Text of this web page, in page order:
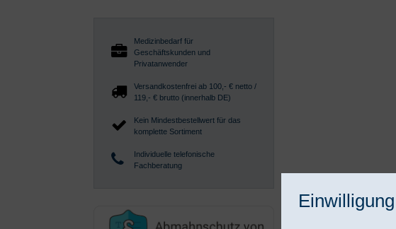
Medizinbedarf für
Geschäftskunden und
Privatanwender
Versandkostenfrei ab 100,- € netto /
119,- € brutto (innerhalb DE)
Kein Mindestbestellwert für das
komplette Sortiment
Individuelle telefonische
Fachberatung